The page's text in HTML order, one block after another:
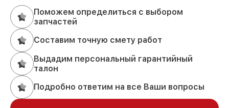
Поможем определиться с выбором
запчастей
Составим точную смету работ
Выдадим персональный гарантийный
талон
Подробно ответим на все Ваши вопросы